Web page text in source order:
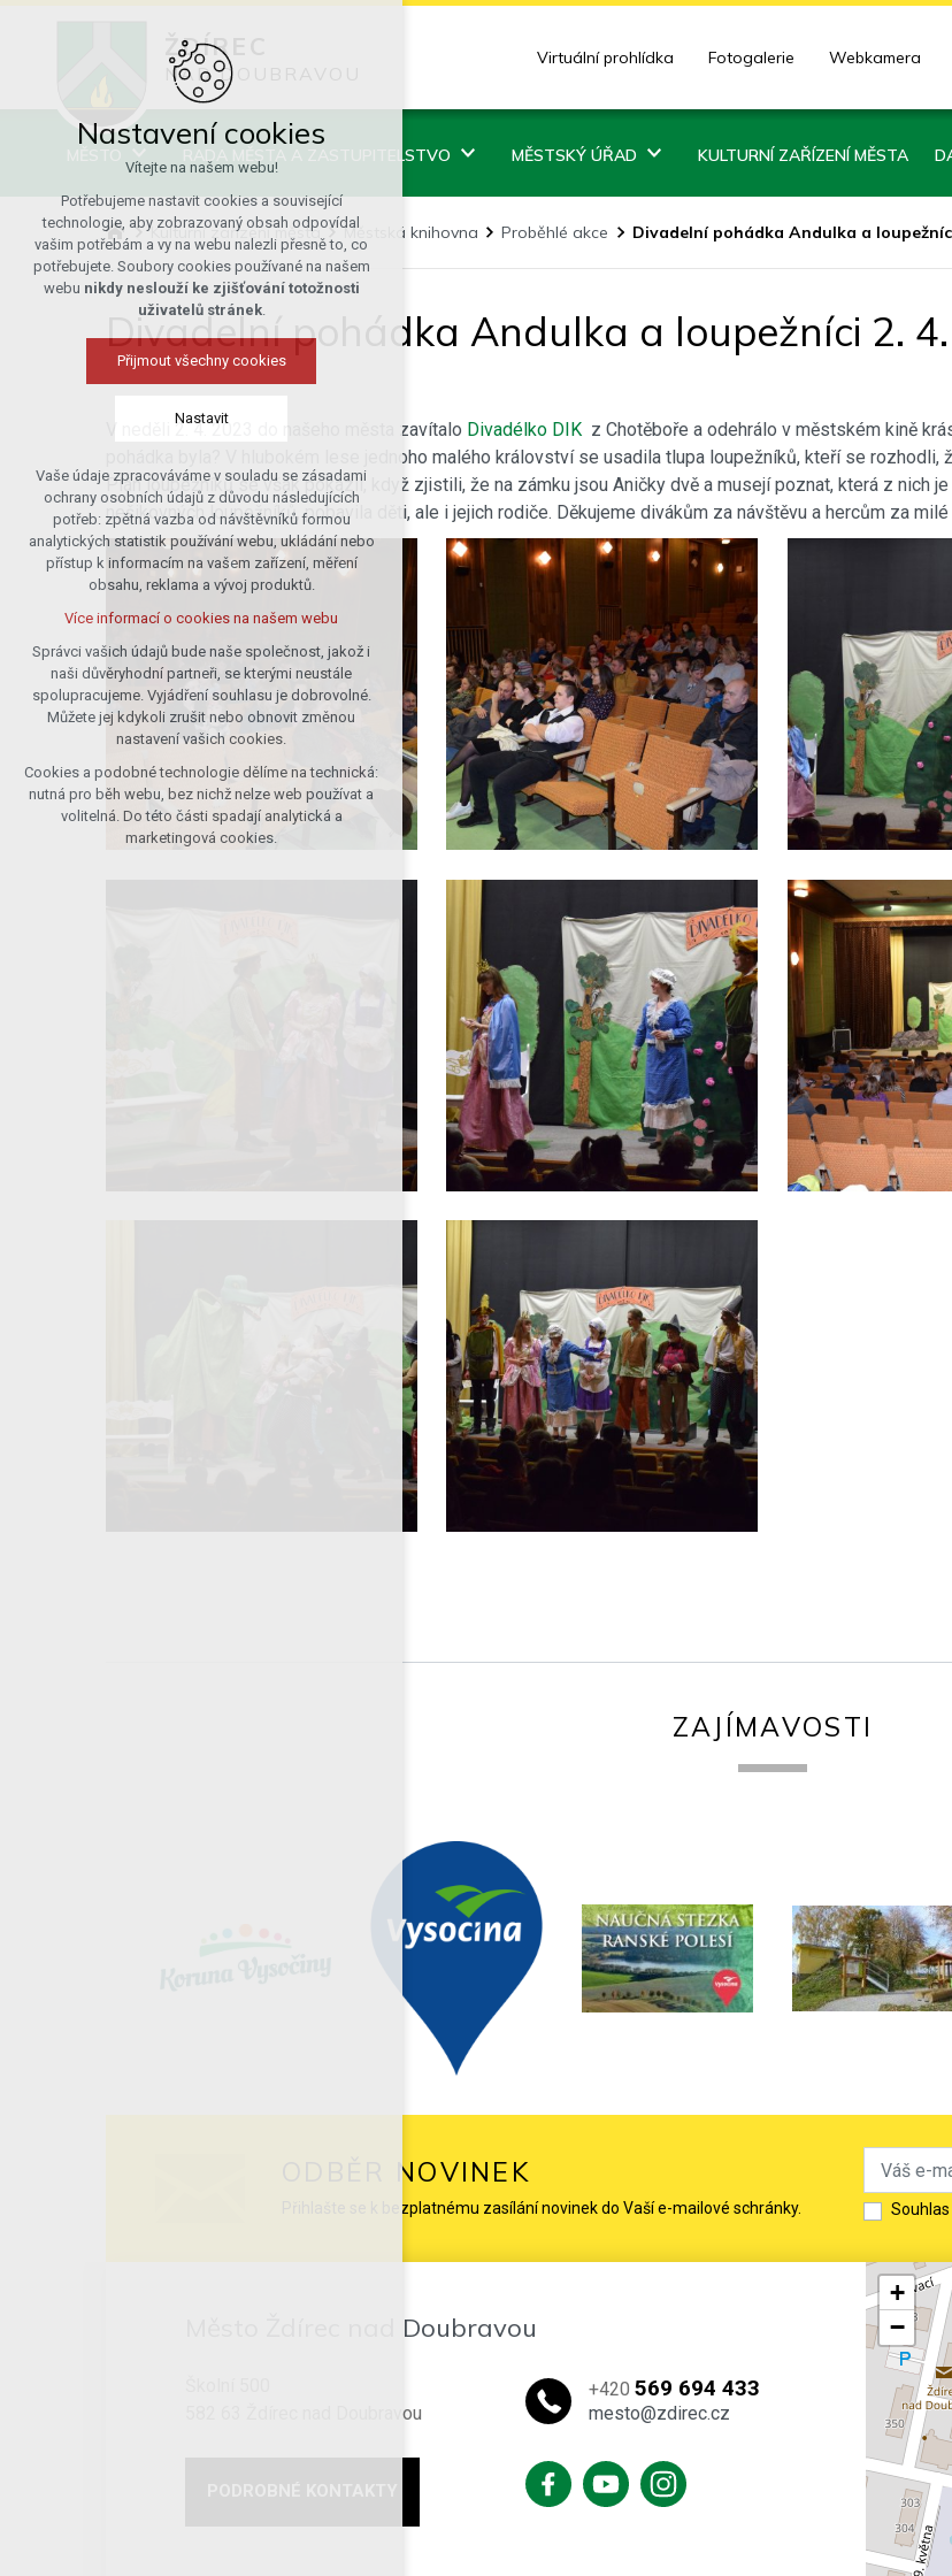
ŽDÍREC
NAD DOUBRAVOU
Virtuální prohlídka Fotogalerie Webkamera
RADA MĚSTA A ZASTUPITELSTVO MĚSTSKÝ ÚŘAD KULTURNÍ ZAŘÍZENÍ MĚSTA
Kulturní zařízení města Městská knihovna Proběhlé akce Divadelní pohádka Andulka a
Divadelní pohádka Andulka a loupežníci 2.
V neděli 2. 4. 2023 do našeho města zavítalo Divadélko DIK z Chotěboře a odehrálo v městském kině
pohádka byla? V hlubokém lese jednoho malého království se usadila tlupa loupežníků, kteří se
Plán loupežníků se však pokazil, když zjistili, že na zámku jsou Aničky dvě a musejí poznat, která z nich
nešikovných loupežníků, pobavila děti, ale i jejich rodiče. Děkujeme divákům za návštěvu a hercům za
ZAJÍMAVOSTI
ODBĚR NOVINEK
Přihlašte se k bezplatnému zasílání novinek do Vaší e-mailové schránky.
Město Ždírec nad Doubravou
582 63 Ždírec nad Doubravou
+420569 694 433
mesto@zdirec.cz
+
−
Nastavení cookies
Vítejte na našem webu!
Potřebujeme nastavit cookies a související
technologie, aby zobrazovaný obsah odpovídal
vašim potřebám a vy na webu nalezli přesně to, co
potřebujete. Soubory cookies používané na našem
webu nikdy neslouží ke zjišťování totožnosti
uživatelů stránek.
Přijmout všechny cookies
Nastavit
Technická cookies
nutná pro provozování webu
udržení kontextu stránek (session):
případná přihlášení, volby jazyka, apod.
Volitelná cookies
analytická pro anonymizované
vyhodnocení návštěvnosti
marketingová cookies (Google)
Více informací o cookies na našem webu
Přijmout všechny cookies
Odmítnout vše
Vaše údaje zpracováváme v souladu se zásadami
ochrany osobních údajů z důvodu následujících
potřeb: zpětná vazba od návštěvníků formou
analytických statistik používání webu, ukládání nebo
přístup k informacím na vašem zařízení, měření
obsahu, reklama a vývoj produktů.
Více informací o cookies na našem webu
Správci vašich údajů bude naše společnost, jakož i
naši důvěryhodní partneři, se kterými neustále
spolupracujeme. Vyjádření souhlasu je dobrovolné.
Můžete jej kdykoli zrušit nebo obnovit změnou
nastavení vašich cookies.
Cookies a podobné technologie dělíme na technická:
nutná pro běh webu, bez nichž nelze web používat a
volitelná. Do této části spadají analytická a
marketingová cookies.